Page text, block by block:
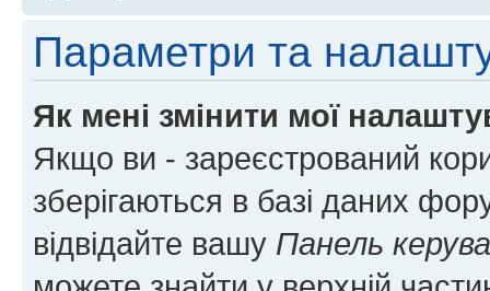
Параметри та
Як мені змінити мої
Якщо ви - зареєстрований
зберігаються в базі даних
відвідайте вашу Панель